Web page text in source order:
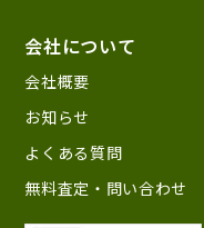
会社について
会社概要
お知らせ
よくある質問
無料査定・問い合わせ